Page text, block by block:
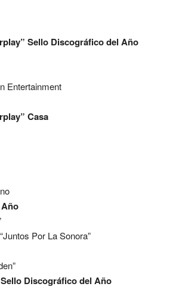
Sello Discográfico del Año
Entertainment
Casa
Por La Sonora”
Discográfico del Año